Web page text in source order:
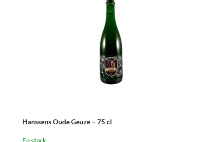
Hanssens Oude Geuze – 75 cl
En stock